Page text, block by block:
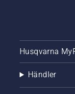
Husqvarna
Händler